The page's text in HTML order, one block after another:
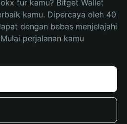
fur kamu? Bitget Wallet
kamu. Dipercaya oleh 40
dengan bebas menjelajahi
perjalanan kamu